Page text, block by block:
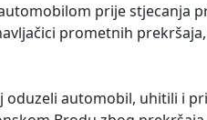
prije stjecanja
prometnih
oduzeli automobil, uhitili i